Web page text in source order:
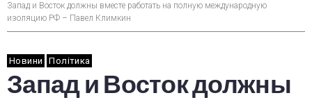
Запад и Восток должны вместе работать на полную международную
изоляцию РФ – Павел Климкин
Новини Політика
Запад и Восток должны